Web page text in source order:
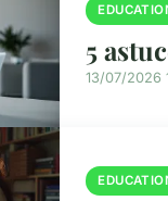
5
13/07/2026